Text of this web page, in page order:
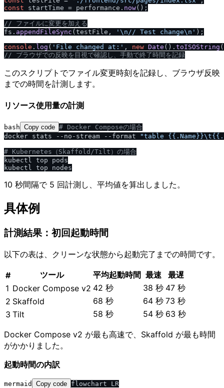
const startTime = performance. now();
/ / ファイルに変更を加える
fs. appendFileSync (testFile, '\n / / Test change\n' );
console . log ( 'File changed at:' , new Date (). toISOString
/ / ブラウザでの反映を目視で確認し、手動で終了時間を記録
このスクリプトでファイル変更時刻を記録し、ブラウザ反映
までの時間を計測します。
リソース使用量の計測
bash Copy code # Docker Composeの場合
docker stats --no-stream --format
"table
# Kubernetes（Skaffold /Tilt）の場合
kubectl top pods
10 秒間隔で 5 回計測し、平均値を算出しました。
具体例
計測結果：初回起動時間
以下の表は、クリーンな状態から起動完了までの時間です。
# ツール 平均起動時間 最速
最遅
1 Docker Compose v2 42 秒 38 秒 47 秒
2 Skaffold 68 秒 64 秒 73 秒
3 Tilt 58 秒 54 秒 63 秒
Docker Compose v2 が最も高速で、Skaffold が最も時間
がかかりました。
起動時間の内訳
mermaid Copy code flowchart LR